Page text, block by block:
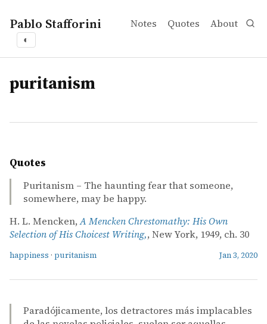
Pablo Stafforini Notes Quotes About
◐
tags
puritanism
Quotes
Puritanism – The haunting fear that someone,
somewhere, may be happy.
H. L. Mencken,A Mencken Chrestomathy: His Own
Selection of His Choicest Writing,, New York, 1949, ch. 30
happiness · puritanism Jan 3, 2020
Paradójicamente, los detractores más implacables